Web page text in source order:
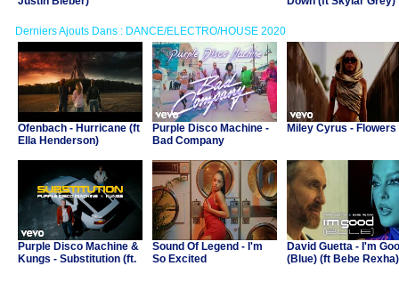
Derniers Ajouts Dans : DANCE/ELECTRO/HOUSE 2020
Ofenbach - Hurricane (ft
Ella Henderson)
Purple Disco Machine -
Bad Company
Miley Cyrus - Flowers
Purple Disco Machine &
Kungs - Substitution (ft.
Sound Of Legend - I'm
So Excited
David Guetta - I'm
(Blue) (ft Bebe Rexha)